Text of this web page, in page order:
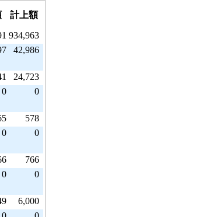
計上額
934,963
42,986
24,723
0 0
578
0 0
766
0 0
6,000